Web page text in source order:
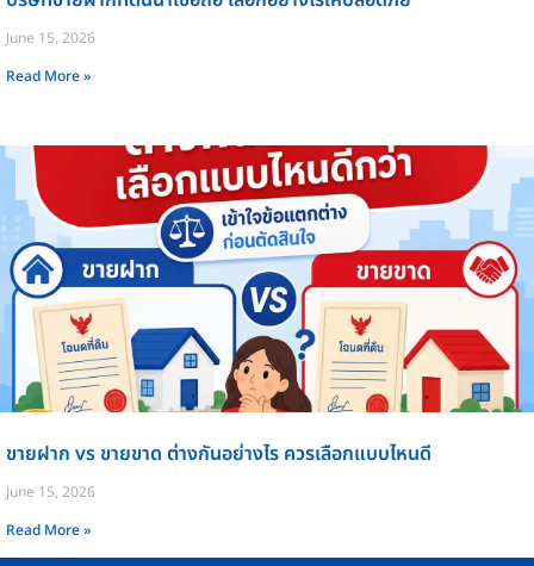
June 15, 2026
Read More »
ขายฝาก vs ขายขาด ต่างกันอย่างไร ควรเลือกแบบไหนดี
June 15, 2026
Read More »